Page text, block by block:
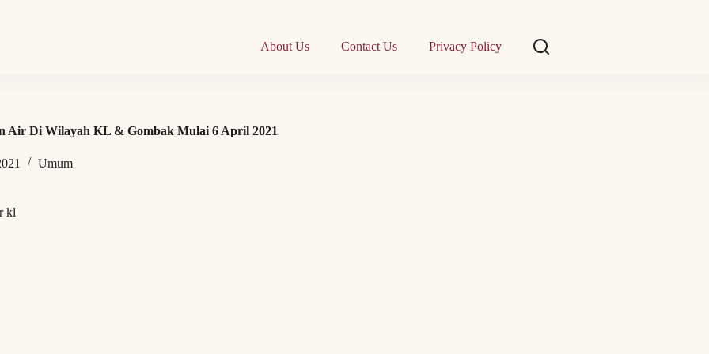
About Us Contact Us Privacy Policy
Air Di Wilayah KL & Gombak Mulai 6 April 2021
Umum